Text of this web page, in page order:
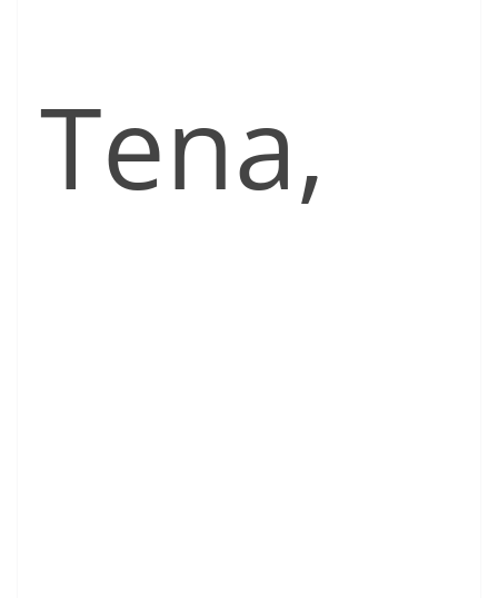
Tena,